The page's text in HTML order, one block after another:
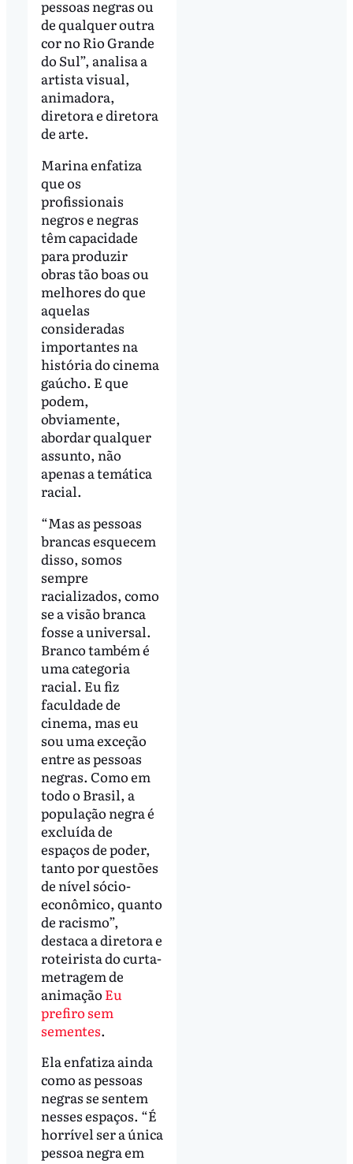
pessoas negras ou
de qualquer outra
cor no Rio Grande
do Sul”, analisa a
artista visual,
animadora,
diretora e diretora
de arte.
Marina enfatiza
que os
profissionais
negros e negras
têm capacidade
para produzir
obras tão boas ou
melhores do que
aquelas
consideradas
importantes na
história do cinema
gaúcho. E que
podem,
obviamente,
abordar qualquer
assunto, não
apenas a temática
racial.
“Mas as pessoas
brancas esquecem
disso, somos
sempre
racializados, como
se a visão branca
fosse a universal.
Branco também é
uma categoria
racial. Eu fiz
faculdade de
cinema, mas eu
sou uma exceção
entre as pessoas
negras. Como em
todo o Brasil, a
população negra é
excluída de
espaços de poder,
tanto por questões
de nível sócio-
econômico, quanto
de racismo”,
destaca a diretora e
roteirista do curta-
metragem de
animação Eu
prefiro sem
sementes.
Ela enfatiza ainda
como as pessoas
negras se sentem
nesses espaços. “É
horrível ser a única
pessoa negra em